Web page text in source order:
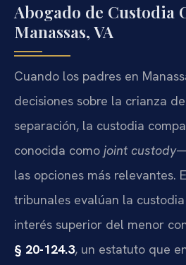
Abogado de Custodia
Manassas, VA
Cuando los padres en
decisiones sobre la crianza
separación, la custodia
conocida como joint custody
las opciones más relevantes.
tribunales evalúan la
interés superior del menor
§ 20-124.3, un estatuto que